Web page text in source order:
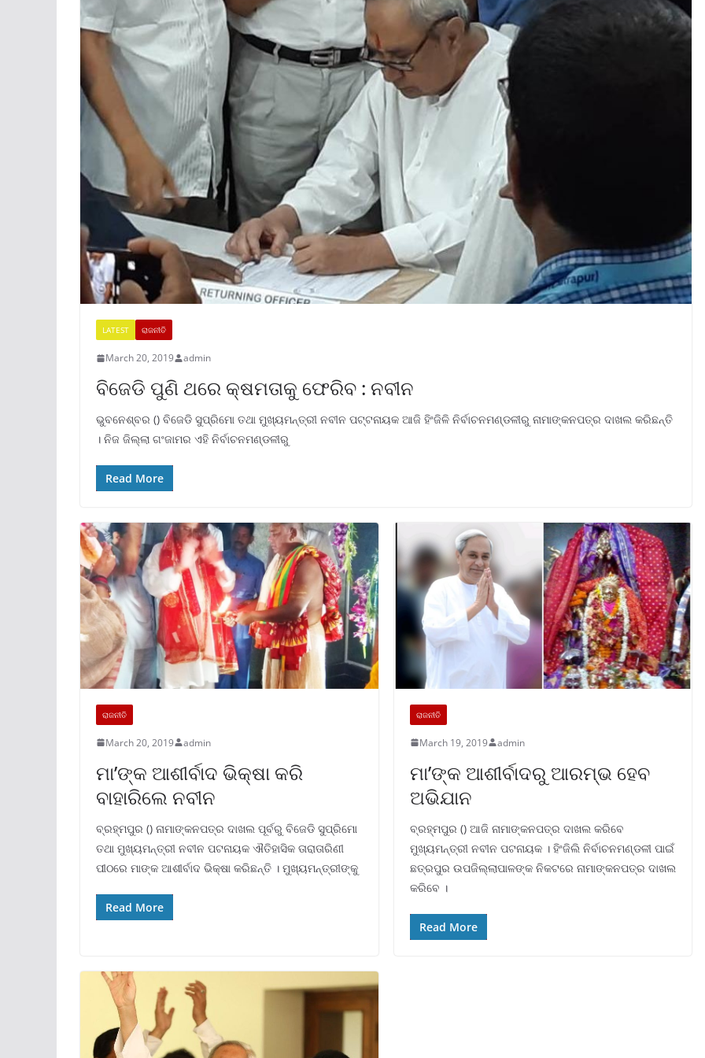
LATEST ରାଜନୀତି
March 20, 2019 admin
ବିଜେଡି ପୁଣି ଥରେ କ୍ଷମତାକୁ ଫେରିବ : ନବୀନ
ଭୁବନେଶ୍ବର () ବିଜେଡି ସୁପ୍ରିମୋ ତଥା ମୁଖ୍ୟମନ୍ତ୍ରୀ ନବୀନ ପଟ୍ଟନାୟକ ଆଜି ହିଂଜିଳି ନିର୍ବାଚନମଣ୍ଡଳୀରୁ ନାମାଙ୍କନପତ୍ର ଦାଖଲ କରିଛନ୍ତି
। ନିଜ ଜିଲ୍ଲା ଗଂଜାମର ଏହି ନିର୍ବାଚନମଣ୍ଡଳୀରୁ
Read More
ରାଜନୀତି
March 20, 2019 admin
ମା’ଙ୍କ ଆଶୀର୍ବାଦ ଭିକ୍ଷା କରି
ବାହାରିଲେ ନବୀନ
ବ୍ରହ୍ମପୁର () ନାମାଙ୍କନପତ୍ର ଦାଖଲ ପୂର୍ବରୁ ବିଜେଡି ସୁପ୍ରିମୋ
ତଥା ମୁଖ୍ୟମନ୍ତ୍ରୀ ନବୀନ ପଟନାୟକ ଐତିହାସିକ ତାରାତାରିଣୀ
ପୀଠରେ ମାଙ୍କ ଆଶୀର୍ବାଦ ଭିକ୍ଷା କରିଛନ୍ତି । ମୁଖ୍ୟମନ୍ତ୍ରୀଙ୍କୁ
Read More
ରାଜନୀତି
March 19, 2019 admin
ମା’ଙ୍କ ଆଶୀର୍ବାଦରୁ ଆରମ୍ଭ ହେବ
ଅଭିଯାନ
ବ୍ରହ୍ମପୁର () ଆଜି ନାମାଙ୍କନପତ୍ର ଦାଖଲ କରିବେ
ମୁଖ୍ୟମନ୍ତ୍ରୀ ନବୀନ ପଟନାୟକ । ହିଂଜିଲି ନିର୍ବାଚନମଣ୍ଡଳୀ ପାଇଁ
ଛତ୍ରପୁର ଉପଜିଲ୍ଲାପାଳଙ୍କ ନିକଟରେ ନାମାଙ୍କନପତ୍ର ଦାଖଲ
କରିବେ ।
Read More